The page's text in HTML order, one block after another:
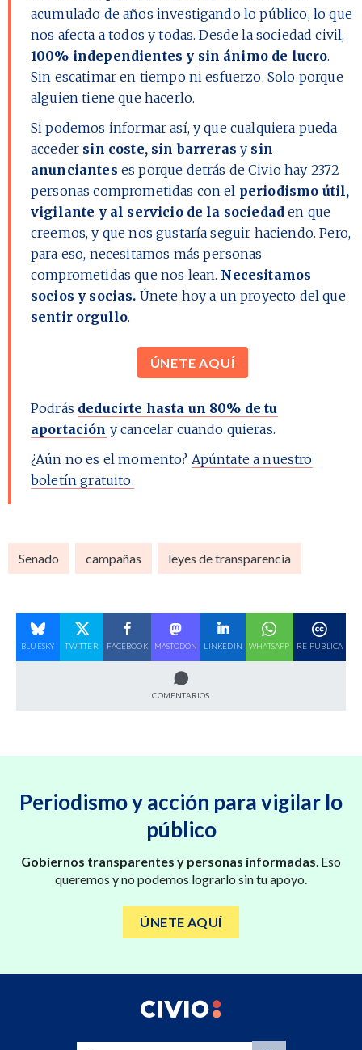
acumulado de años investigando lo público, lo que
nos afecta a todos y todas. Desde la sociedad civil,
100% independientes y sin ánimo de lucro.
Sin escatimar en tiempo ni esfuerzo. Solo porque
alguien tiene que hacerlo.
Si podemos informar así, y que cualquiera pueda
acceder sin coste, sin barreras y sin
anunciantes es porque detrás de Civio hay 2372
personas comprometidas con el periodismo útil,
vigilante y al servicio de la sociedad en que
creemos, y que nos gustaría seguir haciendo. Pero,
para eso, necesitamos más personas
comprometidas que nos lean. Necesitamos
socios y socias. Únete hoy a un proyecto del que
sentir orgullo.
ÚNETE AQUÍ
Podrás deducirte hasta un 80% de tu
aportación y cancelar cuando quieras.
¿Aún no es el momento? Apúntate a nuestro
boletín gratuito.
Senado campañas leyes de transparencia
BLUESKY TWITTER FACEBOOK MASTODON LINKEDIN WHATSAPP RE-PUBLICA
COMENTARIOS
Periodismo y acción para vigilar lo
público
Gobiernos transparentes y personas informadas. Eso
queremos y no podemos lograrlo sin tu apoyo.
ÚNETE AQUÍ